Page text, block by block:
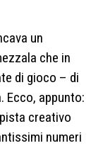
un
che in
di gioco – di
appunto:
creativo
numeri